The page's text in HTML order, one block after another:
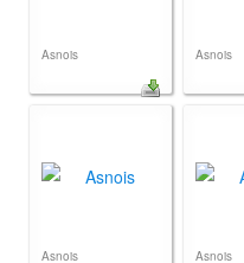
Asnois Asnois
Asnois Asnois